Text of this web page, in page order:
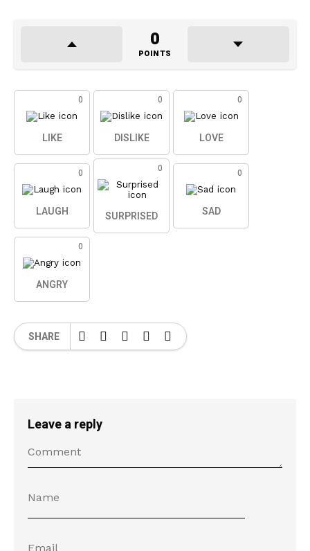
0
POINTS
0
LIKE
0
DISLIKE
0
LOVE
0
LAUGH
0
SURPRISED
0
SAD
0
ANGRY
SHARE
Leave a reply